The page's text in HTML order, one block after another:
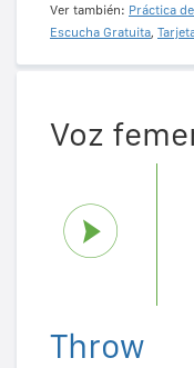
Ver también: Práctica
Escucha Gratuita,
Voz
Throw